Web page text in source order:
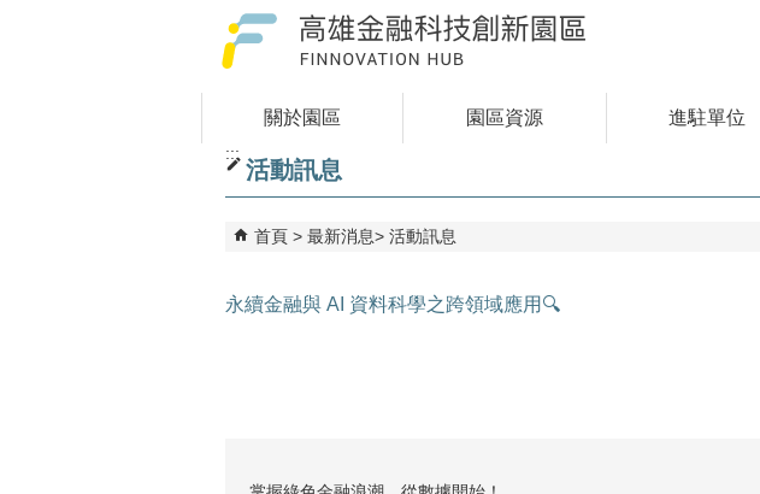
關於園區 園區資源 進駐單位
:::
活動訊息
首頁 最新消息 活動訊息
永續金融與 AI 資料科學之跨領域應用🔍